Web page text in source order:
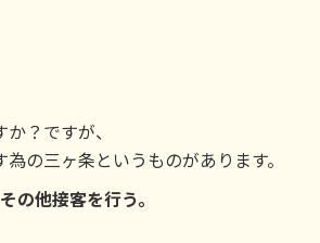
？ですが、
の三ヶ条というものがあります。
の他接客を行う。